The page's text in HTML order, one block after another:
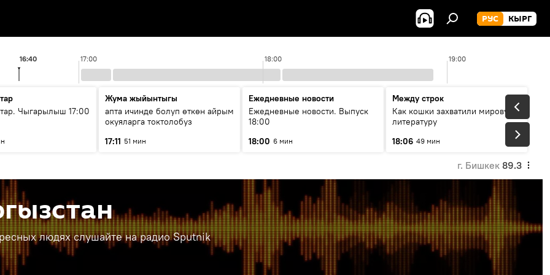
РУС КЫРГ
17:00 18:00 19:00
16:40
Чыгарылыш 17:00
Жума жыйынтыгы
апта ичинде болуп өткөн айрым
окуяларга токтолобуз
17:11 51 мин
Ежедневные новости
Ежедневные новости. Выпуск
18:00
18:00 6 мин
Между строк
Как кошки захватили мировую
литературу
18:06 49 мин
г. Бишкек 89.3
людях слушайте на радио Sputnik